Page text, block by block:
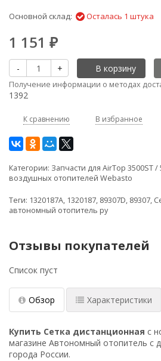
Основной склад: Осталась 1 штука
1 151 ₽
- + В корзину
Получение информации о методах
1392
К сравнению В избранное
Категории: Запчасти для AirTop 3500ST /
воздушных отопителей Webasto
Теги: 1320187A, 1320187, 89307D, 89307,
автономный отопитель ру
Отзывы покупателей
Список пуст
Обзор Характеристики
Купить Сетка дистанционная с
магазине Автономный отопитель с
города России.